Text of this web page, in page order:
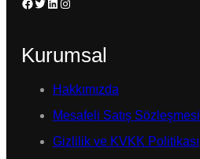
Kurumsal
Hakkımızda
Mesafeli Satış Sözleşmesi
Gizlilik ve KVKK Politikası